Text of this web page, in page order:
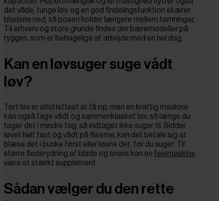
det våde, tunge løv, og en god findelingsfunktion skærer
bladene ned, så posen holder længere mellem tømninger.
Til erhverv og store grunde findes der bæremodeller på
ryggen, som er behagelige at arbejde med en hel dag.
Kan en løvsuger suge vådt
løv?
Tørt løv er altid lettest at få op, men en kraftig maskine
kan også tage vådt og sammenklasket løv, så længe du
tager det i mindre tag, så indtaget ikke suger til. Sidder
løvet helt fast og vådt på fliserne, kan det betale sig at
blæse det i bunke først eller løsne det, før du suger. Til
større fladerydning af blade og snavs kan en fejemaskine
være et stærkt supplement.
Sådan vælger du den rette